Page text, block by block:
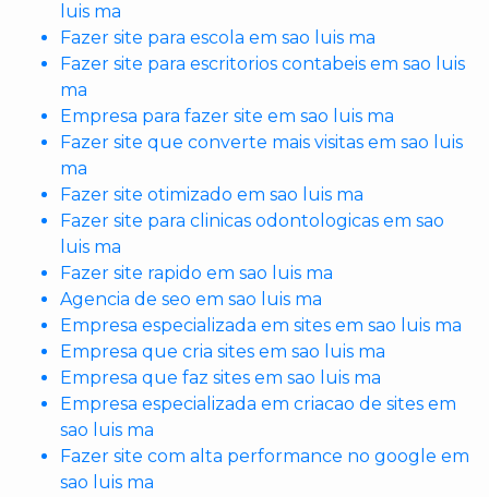
luis ma
Fazer site para escola em sao luis ma
Fazer site para escritorios contabeis em sao luis
ma
Empresa para fazer site em sao luis ma
Fazer site que converte mais visitas em sao luis
ma
Fazer site otimizado em sao luis ma
Fazer site para clinicas odontologicas em sao
luis ma
Fazer site rapido em sao luis ma
Agencia de seo em sao luis ma
Empresa especializada em sites em sao luis ma
Empresa que cria sites em sao luis ma
Empresa que faz sites em sao luis ma
Empresa especializada em criacao de sites em
sao luis ma
Fazer site com alta performance no google em
sao luis ma